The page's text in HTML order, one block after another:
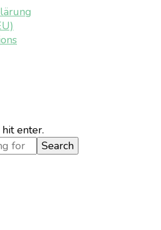
enter.